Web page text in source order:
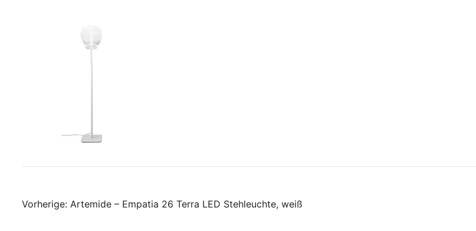
Beitragsnavigation
Vorherige: Artemide – Empatia 26 Terra LED Stehleuchte, weiß